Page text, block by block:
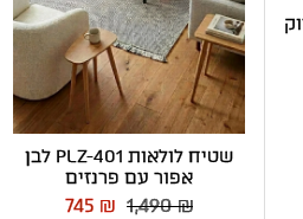
שטיח לולאות PLZ-401 לבן
אפור עם פרנזים
1,490 ₪
745 ₪